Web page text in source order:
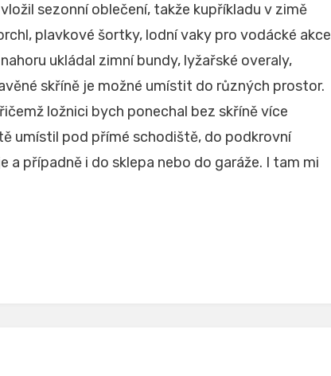
sezonní oblečení, takže kupříkladu v zimě
plavkové šortky, lodní vaky pro vodácké akce
ukládal zimní bundy, lyžařské overaly,
skříně je možné umístit do různých prostor.
ložnici bych ponechal bez skříně více
umístil pod přímé schodiště, do podkrovní
případně i do sklepa nebo do garáže. I tam mi